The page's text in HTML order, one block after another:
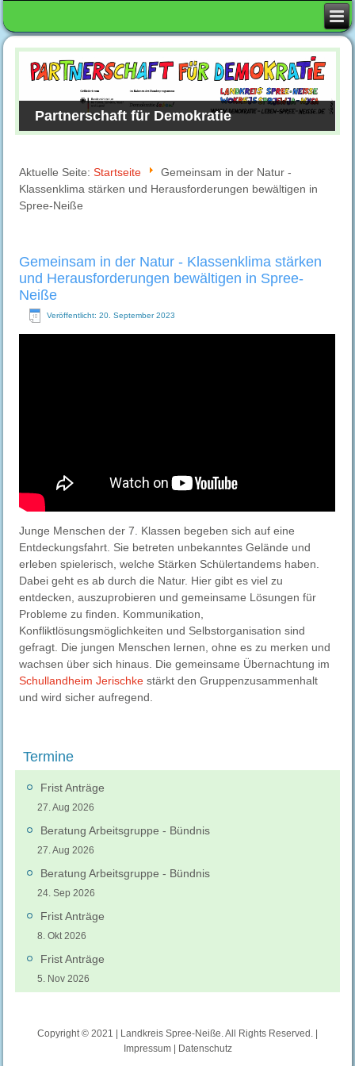
Partnerschaft für Demokratie
Aktuelle Seite:Startseite
Gemeinsam in der Natur -
Klassenklima stärken und Herausforderungen bewältigen in
Spree-Neiße
Gemeinsam in der Natur - Klassenklima stärken
und Herausforderungen bewältigen in Spree-
Neiße
Veröffentlicht: 20. September 2023
Junge Menschen der 7. Klassen begeben sich auf eine
Entdeckungsfahrt. Sie betreten unbekanntes Gelände und
erleben spielerisch, welche Stärken Schülertandems haben.
Dabei geht es ab durch die Natur. Hier gibt es viel zu
entdecken, auszuprobieren und gemeinsame Lösungen für
Probleme zu finden. Kommunikation,
Konfliktlösungsmöglichkeiten und Selbstorganisation sind
gefragt. Die jungen Menschen lernen, ohne es zu merken und
wachsen über sich hinaus. Die gemeinsame Übernachtung im
Schullandheim Jerischke stärkt den Gruppenzusammenhalt
und wird sicher aufregend.
Termine
Frist Anträge
27. Aug 2026
Beratung Arbeitsgruppe - Bündnis
27. Aug 2026
Beratung Arbeitsgruppe - Bündnis
24. Sep 2026
Frist Anträge
8. Okt 2026
Frist Anträge
5. Nov 2026
Copyright © 2021 | Landkreis Spree-Neiße. All Rights Reserved. |
Impressum
Datenschutz